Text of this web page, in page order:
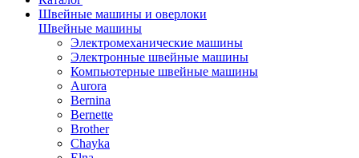
Швейные машины и оверлоки
Швейные машины
Электромеханические машины
Электронные швейные машины
Компьютерные швейные машины
Aurora
Bernina
Bernette
Brother
Chayka